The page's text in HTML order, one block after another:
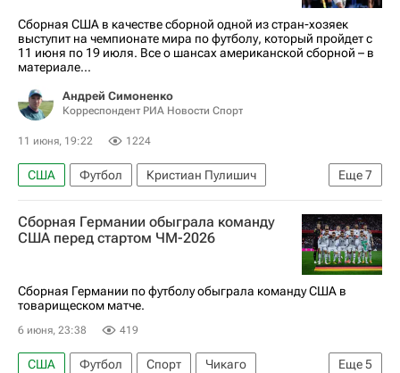
Сборная США в качестве сборной одной из стран-хозяек
выступит на чемпионате мира по футболу, который пройдет с
11 июня по 19 июля. Все о шансах американской сборной – в
материале...
Андрей Симоненко
Корреспондент РИА Новости Спорт
11 июня, 19:22 1224
Еще7
США Футбол
Кристиан Пулишич
Фоларин Балоган
Тим Рим
Спорт
ЧМ по футболу 2026
Маурисио Почеттино
Материалы РИА Спорт
Сборная Германии обыграла команду
США перед стартом ЧМ-2026
Сборная Германии по футболу обыграла команду США в
товарищеском матче.
6 июня, 23:38 419
Еще5
США Футбол Спорт
Чикаго